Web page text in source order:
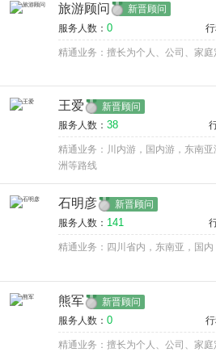
旅游顾问 新晋顾问
服务人数： 0
精通业务：擅长为个人、公司、家
王爱 新晋顾问
服务人数： 38
精通业务：川内游，国内游，东南
洲等路线
石明彦 新晋顾问
服务人数： 141
精通业务：四川省内，东南亚，国内
熊军 新晋顾问
服务人数： 0
精通业务：擅长为个人、公司、家